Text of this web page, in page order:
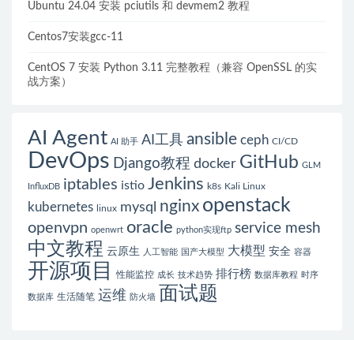
Ubuntu 24.04 安装 pciutils 和 devmem2 教程
Centos7安装gcc-11
CentOS 7 安装 Python 3.11 完整教程（兼容 OpenSSL 的实
战方案）
AI Agent AI 助手 AI工具 ansible ceph CI/CD
DevOps Django教程 docker GitHub GLM
InfluxDB iptables istio Jenkins k8s Kali Linux
kubernetes linux mysql nginx openstack
openvpn openwrt oracle python实现ftp service mesh
中文教程 云原生 人工智能 国产大模型 大模型 安全 容器
开源项目 性能监控 成长 技术趋势 排行榜 数据库教程 时序
数据库 生活随笔 运维 防火墙 面试题